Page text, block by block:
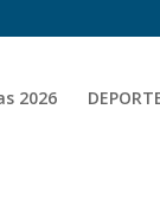
2026